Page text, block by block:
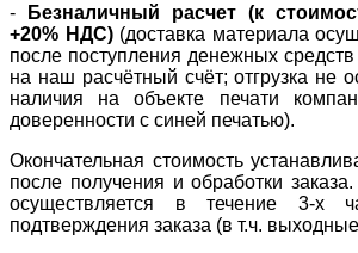
-
Безналичный расчет (к
+20% НДС) (доставка материала
после поступления денежных
на наш расчётный счёт; отгрузка не
наличия на объекте печати
доверенности с синей печатью).
Окончательная стоимость
после получения и обработки
осуществляется в течение 3-х
подтверждения заказа (в т.ч.